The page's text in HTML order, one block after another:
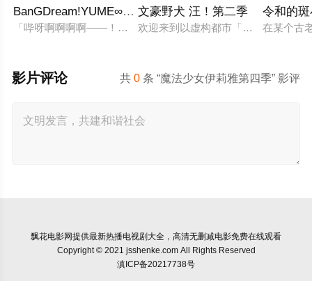
BanGDream!YUME∞MITA
「哔呀啊啊啊啊——！！！」为了乐团出道而突然集结的团员
文豪野犬 汪！第二季
欢迎来到以虚构都市「横滨」为舞台
令和的
在某个古
共0 条 “魔法少女伊莉雅第四季” 影评
影片评论
飘花电影网提供最新热播电视剧大全，高清无删减电影免费在线观看
Copyright © 2021 jsshenke.com All Rights Reserved
滇ICP备20217738号